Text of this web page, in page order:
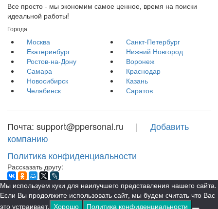
Все просто - мы экономим самое ценное, время на поиски
идеальной работы!
Города
Москва
Санкт-Петербург
Екатеринбург
Нижний Новгород
Ростов-на-Дону
Воронеж
Самара
Краснодар
Новосибирск
Казань
Челябинск
Саратов
Почта: support@ppersonal.ru | Добавить
компанию
Политика конфиденциальности
Рассказать другу:
Мы используем куки для наилучшего представления нашего сайта.
Если Вы продолжите использовать сайт, мы будем считать что Вас
это устраивает. Хорошо Политика конфиденциальности